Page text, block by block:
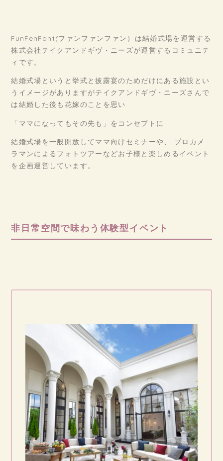
FunFenFant(ファンファンファン）は結婚式場を運営する
株式会社テイクアンドギヴ・ニーズが運営するコミュニテ
ィです。
結婚式場というと挙式と披露宴のためだけにある施設とい
うイメージがありますがテイクアンドギヴ・ニーズさんで
は結婚した後も花嫁のことを思い
「ママになってもその先も」をコンセプトに
結婚式場を一般開放してママ向けセミナーや、 プロカメ
ラマンによるフォトツアーなどお子様と楽しめるイベント
を企画運営しています。
非日常空間で味わう体験型イベント